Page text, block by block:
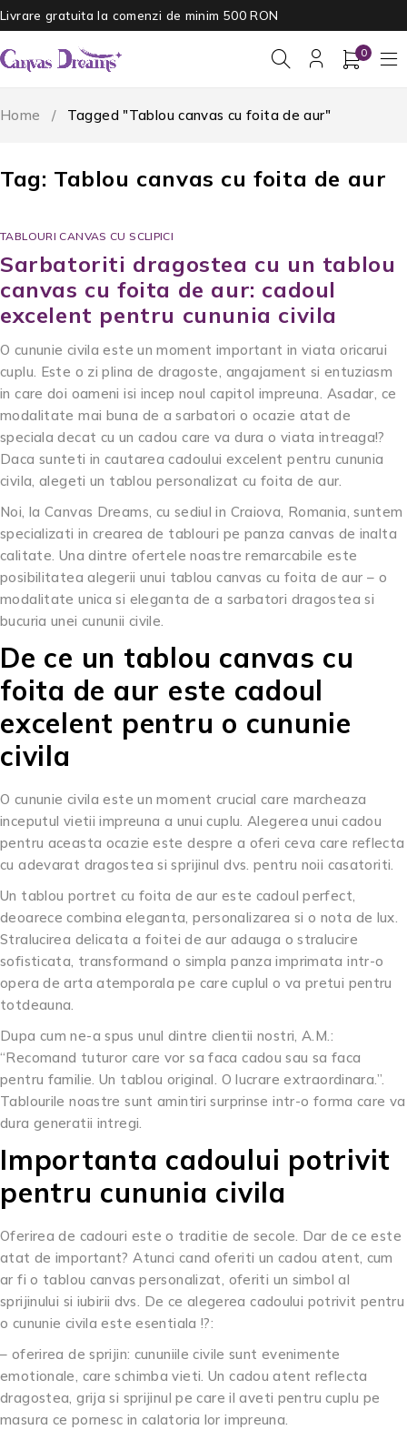
Livrare gratuita la comenzi de minim 500 RON
0
Tag: Tablou canvas cu foita de aur
Home / Tagged "Tablou canvas cu foita de aur"
TABLOURI CANVAS CU SCLIPICI
Sarbatoriti dragostea cu un tablou
canvas cu foita de aur: cadoul
excelent pentru cununia civila
O cununie civila este un moment important in viata oricarui
cuplu. Este o zi plina de dragoste, angajament si entuziasm
in care doi oameni isi incep noul capitol impreuna. Asadar, ce
modalitate mai buna de a sarbatori o ocazie atat de
speciala decat cu un cadou care va dura o viata intreaga!?
Daca sunteti in cautarea cadoului excelent pentru cununia
civila, alegeti un tablou personalizat cu foita de aur.
Noi, la Canvas Dreams, cu sediul in Craiova, Romania, suntem
specializati in crearea de tablouri pe panza canvas de inalta
calitate. Una dintre ofertele noastre remarcabile este
posibilitatea alegerii unui tablou canvas cu foita de aur – o
modalitate unica si eleganta de a sarbatori dragostea si
bucuria unei cununii civile.
De ce un tablou canvas cu
foita de aur este cadoul
excelent pentru o cununie
civila
O cununie civila este un moment crucial care marcheaza
inceputul vietii impreuna a unui cuplu. Alegerea unui cadou
pentru aceasta ocazie este despre a oferi ceva care reflecta
cu adevarat dragostea si sprijinul dvs. pentru noii casatoriti.
Un tablou portret cu foita de aur este cadoul perfect,
deoarece combina eleganta, personalizarea si o nota de lux.
Stralucirea delicata a foitei de aur adauga o stralucire
sofisticata, transformand o simpla panza imprimata intr-o
opera de arta atemporala pe care cuplul o va pretui pentru
totdeauna.
Dupa cum ne-a spus unul dintre clientii nostri, A.M.:
“Recomand tuturor care vor sa faca cadou sau sa faca
pentru familie. Un tablou original. O lucrare extraordinara.”.
Tablourile noastre sunt amintiri surprinse intr-o forma care va
dura generatii intregi.
Importanta cadoului potrivit
pentru cununia civila
Oferirea de cadouri este o traditie de secole. Dar de ce este
atat de important? Atunci cand oferiti un cadou atent, cum
ar fi o tablou canvas personalizat, oferiti un simbol al
sprijinului si iubirii dvs. De ce alegerea cadoului potrivit pentru
o cununie civila este esentiala !?:
– oferirea de sprijin: cununiile civile sunt evenimente
emotionale, care schimba vieti. Un cadou atent reflecta
dragostea, grija si sprijinul pe care il aveti pentru cuplu pe
masura ce pornesc in calatoria lor impreuna.